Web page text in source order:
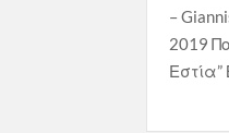
–
2019